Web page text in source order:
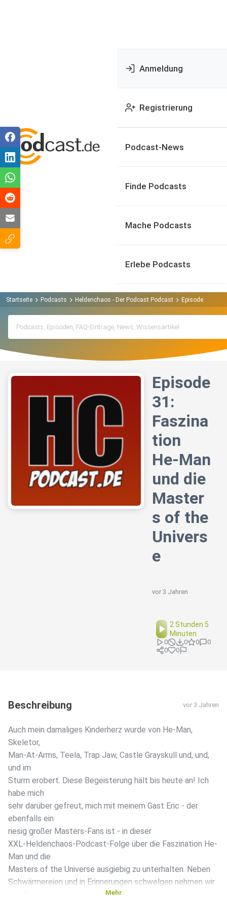
Anmeldung
Registrierung
Podcast-News
Finde Podcasts
Mache Podcasts
Erlebe Podcasts
Startseite Podcasts Heldenchaos - Der Podcast Podcast Episode 31:
Episode
31:
Faszina
tion
He-Man
und die
Master
s of the
Univers
e
vor 3 Jahren
2 Stunden 5
Minuten
0 0 0
0
0
0
Beschreibung vor 3 Jahren
Auch mein damaliges Kinderherz wurde von He-Man,
Skeletor,
Man-At-Arms, Teela, Trap Jaw, Castle Grayskull und, und,
und im
Sturm erobert. Diese Begeisterung hält bis heute an! Ich
habe mich
sehr darüber gefreut, mich mit meinem Gast Eric - der
ebenfalls ein
riesig großer Masters-Fans ist - in dieser
XXL-Heldenchaos-Podcast-Folge über die Faszination He-
Man und die
Masters of the Universe ausgiebig zu unterhalten. Neben
Schwärmereien und in Erinnerungen schwelgen nehmen wir
Mehr